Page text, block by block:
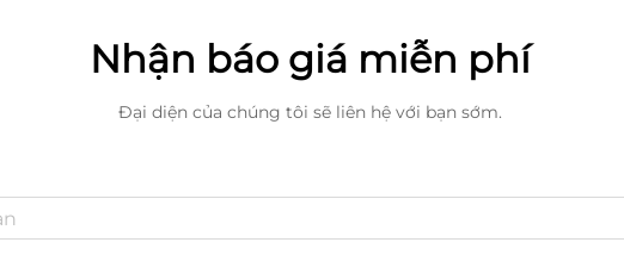
Nhận báo giá miễn phí
Đại diện của chúng tôi sẽ liên hệ với bạn sớm.